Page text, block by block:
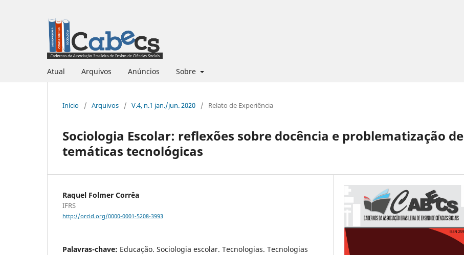
Atual Arquivos Anúncios Sobre
Início / Arquivos / V.4, n.1 jan./jun. 2020 / Relato de Experiência
Sociologia Escolar: reflexões sobre docência e problematização de
temáticas tecnológicas
Raquel Folmer Corrêa
IFRS
http://orcid.org/0000-0001-5208-3993
Palavras-chave: Educação. Sociologia escolar. Tecnologias. Tecnologias